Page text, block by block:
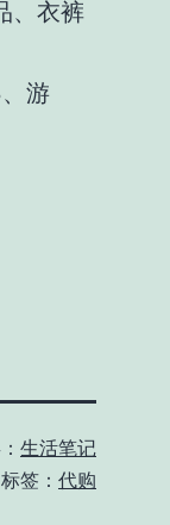
、衣裤
游
生活笔记
标签： 代购